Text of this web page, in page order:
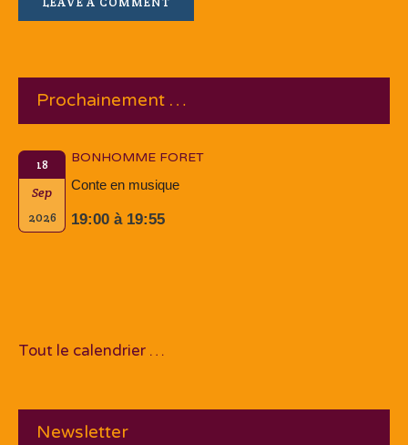
Prochainement …
18
Sep
2026
BONHOMME FORET
Conte en musique
19:00 à 19:55
Tout le calendrier …
Newsletter